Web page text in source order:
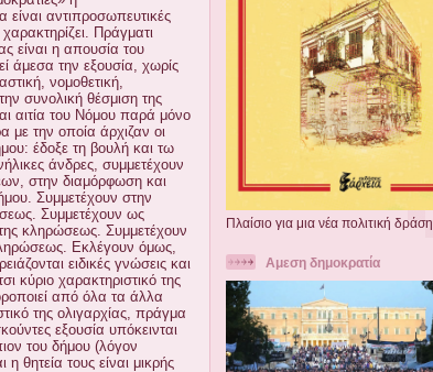
είναι αντιπροσωπευτικές
Πράγματι
είναι η απουσία του
άμεσα την εξουσία, χωρίς
νομοθετική,
συνολική θέσμιση της
αιτία του Νόμου παρά μόνο
με την οποία άρχιζαν οι
έδοξε τη βουλή και τω
άνδρες, συμμετέχουν
στην διαμόρφωση και
Συμμετέχουν στην
Συμμετέχουν ως
κληρώσεως. Συμμετέχουν
Εκλέγουν όμως,
ειδικές γνώσεις και
κύριο χαρακτηριστικό της
από όλα τα άλλα
της ολιγαρχίας, πράγμα
εξουσία υπόκεινται
του δήμου (λόγον
θητεία τους είναι μικρής
Πλαίσιο για μια νέα πολιτική δράση
Αμεση δημοκρατία